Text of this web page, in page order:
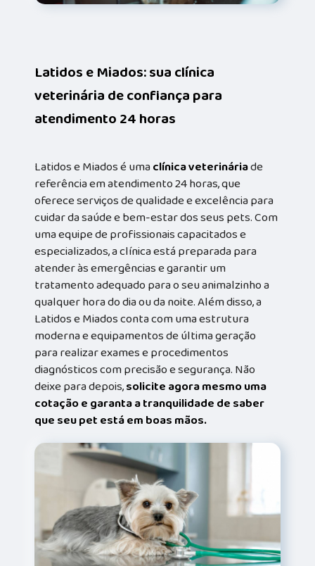
Latidos e Miados: sua clínica
veterinária de confiança para
atendimento 24 horas
Latidos e Miados é umaclínica veterináriade
referência em atendimento 24 horas, que
oferece serviços de qualidade e excelência para
cuidar da saúde e bem-estar dos seus pets. Com
uma equipe de profissionais capacitados e
especializados, a clínica está preparada para
atender às emergências e garantir um
tratamento adequado para o seu animalzinho a
qualquer hora do dia ou da noite. Além disso, a
Latidos e Miados conta com uma estrutura
moderna e equipamentos de última geração
para realizar exames e procedimentos
diagnósticos com precisão e segurança. Não
deixe para depois,solicite agora mesmo uma
cotação e garanta a tranquilidade de saber
que seu pet está em boas mãos.